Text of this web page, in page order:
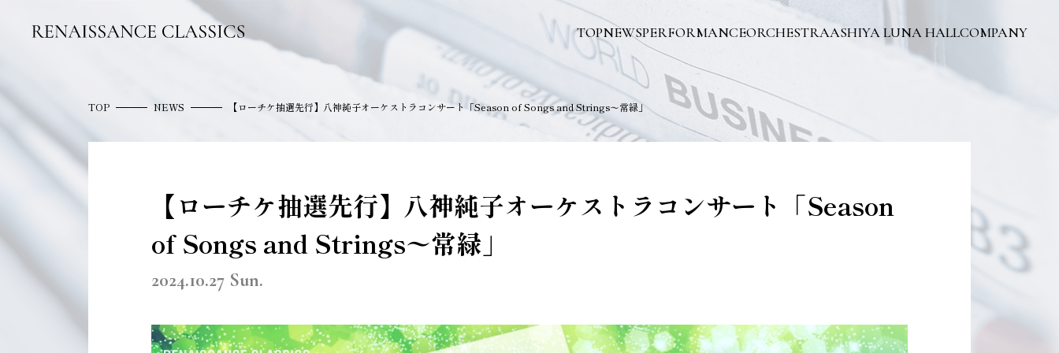
TOPNEWSPERFORMANCEORCHESTRAASHIYA LUNA HALLCOMPANY
TOP NEWS 【ローチケ抽選先行】八神純子オーケストラコンサート「Season of Songs and Strings〜常緑」
【ローチケ抽選先行】八神純子オーケストラコンサート「Season
of Songs and Strings〜常緑」
2024.10.27 Sun.